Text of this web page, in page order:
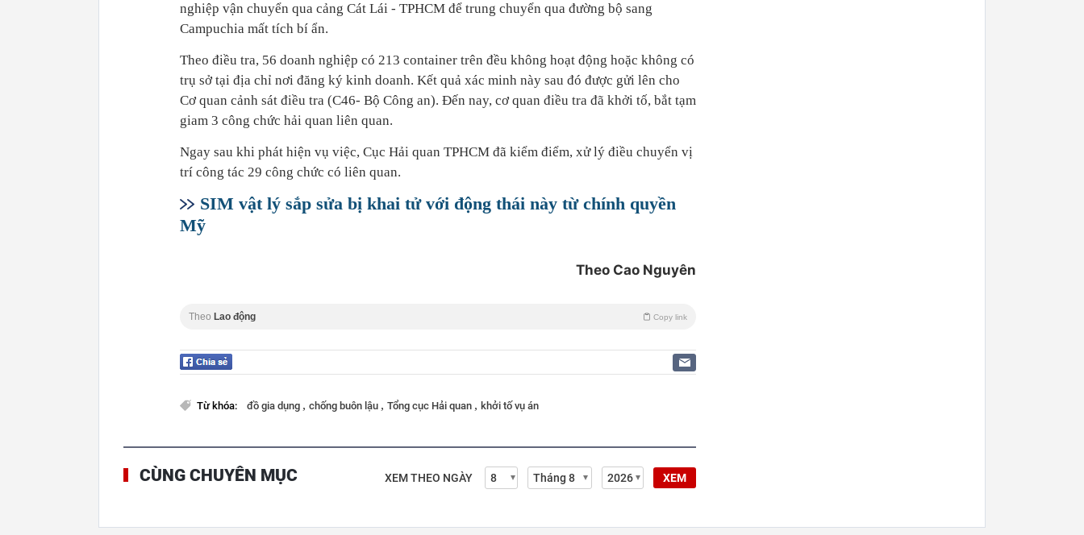
nghiệp vận chuyển qua cảng Cát Lái - TPHCM để trung chuyển qua đường bộ sang
Campuchia mất tích bí ẩn.
Theo điều tra, 56 doanh nghiệp có 213 container trên đều không hoạt động hoặc không có
trụ sở tại địa chỉ nơi đăng ký kinh doanh. Kết quả xác minh này sau đó được gửi lên cho
Cơ quan cảnh sát điều tra (C46- Bộ Công an). Đến nay, cơ quan điều tra đã khởi tố, bắt tạm
giam 3 công chức hải quan liên quan.
Ngay sau khi phát hiện vụ việc, Cục Hải quan TPHCM đã kiểm điểm, xử lý điều chuyển vị
trí công tác 29 công chức có liên quan.
SIM vật lý sắp sửa bị khai tử với động thái này từ chính quyền
Mỹ
Theo Cao Nguyên
Theo Lao động Copy link
Từ khóa: đồ gia dụng , chống buôn lậu , Tổng cục Hải quan , khởi tố vụ án
CÙNG CHUYÊN MỤC XEM THEO NGÀY XEM